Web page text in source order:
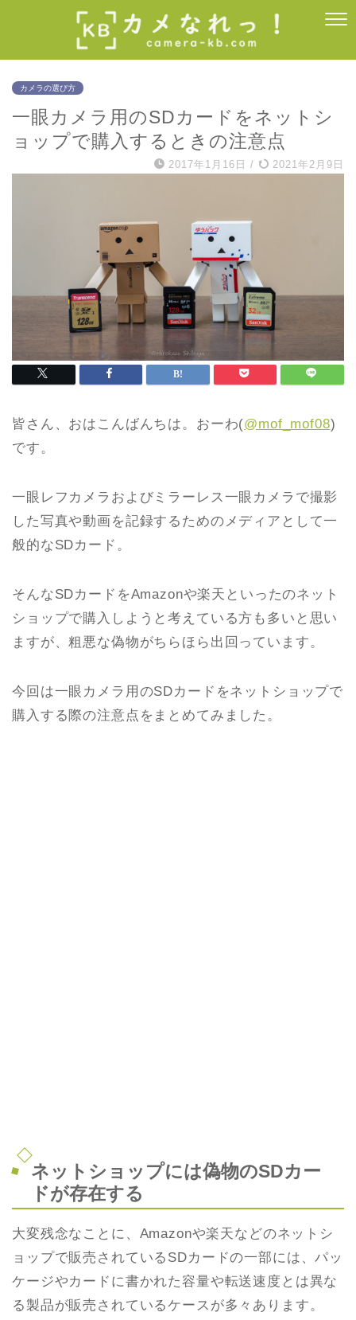
カメラの選び方
一眼カメラ用のSDカードをネットシ
ョップで購入するときの注意点
2017年1月16日 / 2021年2月9日
皆さん、おはこんばんちは。おーわ(@mof_mof08)
です。
一眼レフカメラおよびミラーレス一眼カメラで撮影
した写真や動画を記録するためのメディアとして一
般的なSDカード。
そんなSDカードをAmazonや楽天といったのネット
ショップで購入しようと考えている方も多いと思い
ますが、粗悪な偽物がちらほら出回っています。
今回は一眼カメラ用のSDカードをネットショップで
購入する際の注意点をまとめてみました。
ネットショップには偽物のSDカー
ドが存在する
大変残念なことに、Amazonや楽天などのネットシ
ョップで販売されているSDカードの一部には、パッ
ケージやカードに書かれた容量や転送速度とは異な
る製品が販売されているケースが多々あります。